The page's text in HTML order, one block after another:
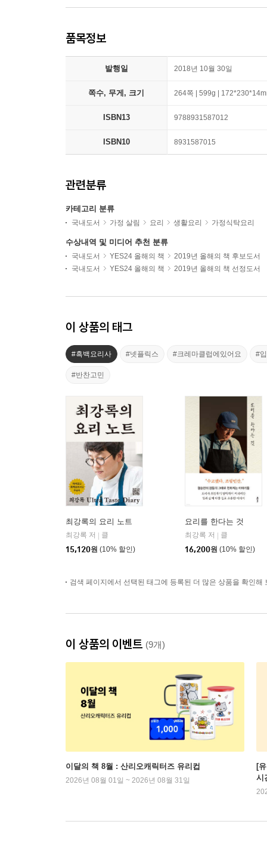
품목정보
발행일 2018년 10월 30일
쪽수, 무게, 크기 264쪽 | 599g |
ISBN13 9788931587012
ISBN10 8931587015
관련분류
카테고리 분류
국내도서 가정 살림 요리 생활요리 가정식탁요리
수상내역 및 미디어 추천 분류
국내도서 YES24 올해의 책
2019년 올해의 책 후보도서
국내도서
YES24 올해의 책 2019년 올해의 책 선정도서
이 상품의 태그
#흑백요리사 #넷플릭스 #크레마클럽에있어요 #
#반찬고민
최강록의 요리 노트
최강록 저
클
15,120원 (10% 할인)
요리를 한다는 것
최강록 저
클
16,200원 (10% 할인)
검색 페이지에서 선택된 태그에 등록된 더 많은 상품을 확인해
이 상품의 이벤트 (9개)
이달의 책 8월 : 산리오캐릭터즈 유리컵
2026년 08월 01일 ~ 2026년 08월 31일
[
시